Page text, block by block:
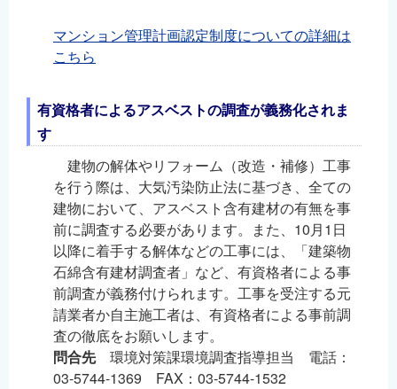
マンション管理計画認定制度についての詳細は
こちら
有資格者によるアスベストの調査が義務化されま
す
建物の解体やリフォーム（改造・補修）工事
を行う際は、大気汚染防止法に基づき、全ての
建物において、アスベスト含有建材の有無を事
前に調査する必要があります。また、10月1日
以降に着手する解体などの工事には、「建築物
石綿含有建材調査者」など、有資格者による事
前調査が義務付けられます。工事を受注する元
請業者か自主施工者は、有資格者による事前調
査の徹底をお願いします。
問合先環境対策課環境調査指導担当 電話：
03-5744-1369 FAX：03-5744-1532